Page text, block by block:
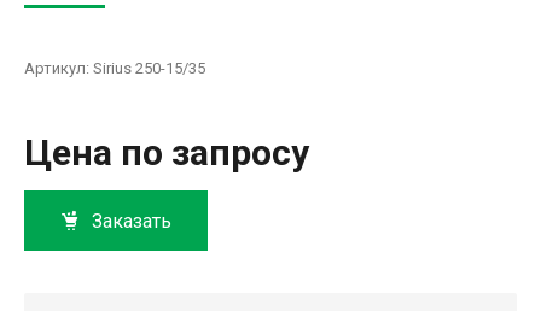
Артикул: Sirius 250-15/35
Цена по запросу
Заказать